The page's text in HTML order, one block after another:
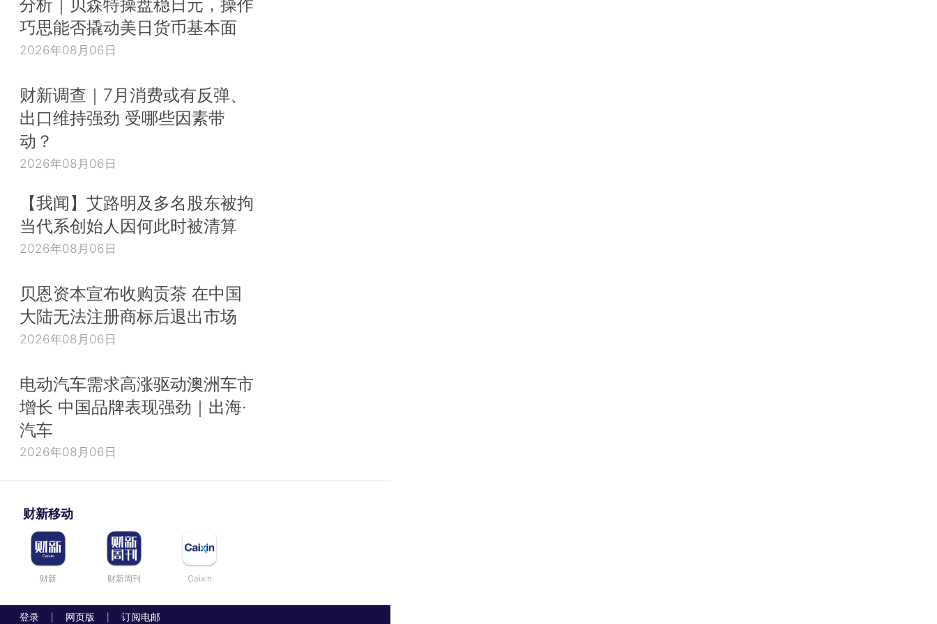
分析｜贝森特操盘稳日元，操作
巧思能否撬动美日货币基本面
2026年08月06日
财新调查｜7月消费或有反弹、
出口维持强劲 受哪些因素带
动？
2026年08月06日
【我闻】艾路明及多名股东被拘
当代系创始人因何此时被清算
2026年08月06日
贝恩资本宣布收购贡茶 在中国
大陆无法注册商标后退出市场
2026年08月06日
电动汽车需求高涨驱动澳洲车市
增长 中国品牌表现强劲｜出海·
汽车
2026年08月06日
财新移动
财新 财新周刊 Caixin
登录 网页版 订阅电邮